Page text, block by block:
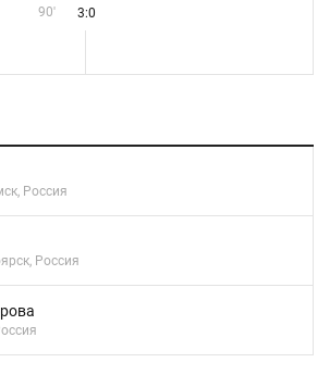
90' 3:0
Россия
Россия